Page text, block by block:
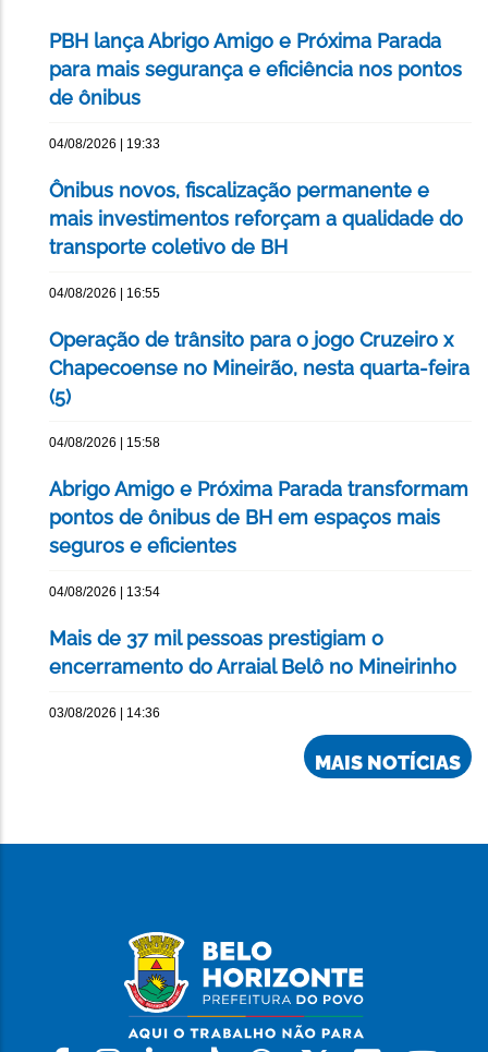
PBH lança Abrigo Amigo e Próxima Parada
para mais segurança e eficiência nos pontos
de ônibus
04/08/2026 | 19:33
Ônibus novos, fiscalização permanente e
mais investimentos reforçam a qualidade do
transporte coletivo de BH
04/08/2026 | 16:55
Operação de trânsito para o jogo Cruzeiro x
Chapecoense no Mineirão, nesta quarta-feira
(5)
04/08/2026 | 15:58
Abrigo Amigo e Próxima Parada transformam
pontos de ônibus de BH em espaços mais
seguros e eficientes
04/08/2026 | 13:54
Mais de 37 mil pessoas prestigiam o
encerramento do Arraial Belô no Mineirinho
03/08/2026 | 14:36
MAIS NOTÍCIAS